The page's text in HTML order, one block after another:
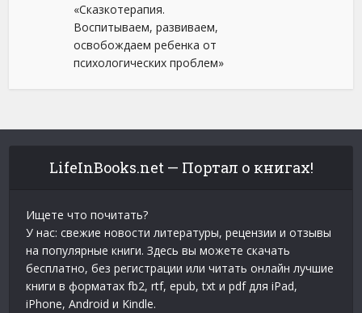
«Сказкотерапия.
Воспитываем, развиваем,
освобождаем ребенка от
психологических проблем»
LifeInBooks.net — Портал о книгах!
Ищете что почитать?
У нас: свежие новости литературы, рецензии и отзывы
на популярные книги. Здесь вы можете скачать
бесплатно, без регистрации или читать онлайн лучшие
книги в форматах fb2, rtf, epub, txt и pdf для iPad,
iPhone, Android и Kindle.